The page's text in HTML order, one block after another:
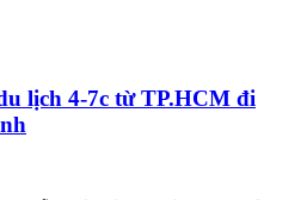
lịch 4-7c từ TP.HCM đi